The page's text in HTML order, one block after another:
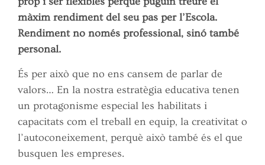
màxim rendiment del seu pas per l’Escola.
Rendiment no només professional, sinó també
personal.
És per això que no ens cansem de parlar de
valors… En la nostra estratègia educativa tenen
un protagonisme especial les habilitats i
capacitats com el treball en equip, la creativitat o
l’autoconeixement, perquè això també és el que
busquen les empreses.